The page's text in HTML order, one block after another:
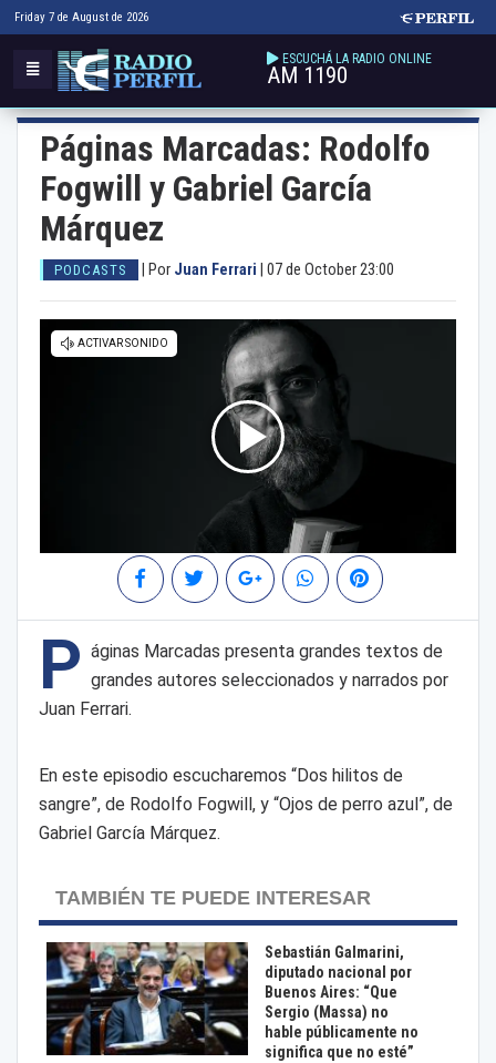
Friday 7 de August de 2026
ESCUCHÁ LA RADIO ONLINE
AM 1190
Páginas Marcadas: Rodolfo
Fogwill y Gabriel García
Márquez
PODCASTS Por Juan Ferrari 07 de October 23:00
P áginas Marcadas presenta grandes textos de
grandes autores seleccionados y narrados por
Juan Ferrari.
En este episodio escucharemos “Dos hilitos de
sangre”, de Rodolfo Fogwill, y “Ojos de perro azul”, de
Gabriel García Márquez.
TAMBIÉN TE PUEDE INTERESAR
Sebastián Galmarini,
diputado nacional por
Buenos Aires: “Que
Sergio (Massa) no
hable públicamente no
significa que no esté”